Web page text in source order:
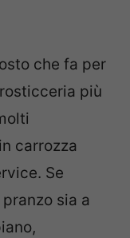
che fa per
più
carrozza
Se
sia a